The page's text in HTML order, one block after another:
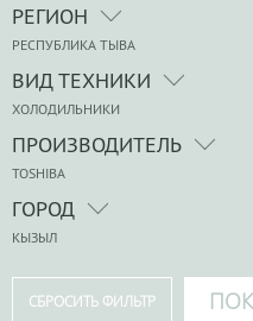
РЕГИОН
РЕСПУБЛИКА ТЫВА
ВИД ТЕХНИКИ
ХОЛОДИЛЬНИКИ
ПРОИЗВОДИТЕЛЬ
TOSHIBA
ГОРОД
КЫЗЫЛ